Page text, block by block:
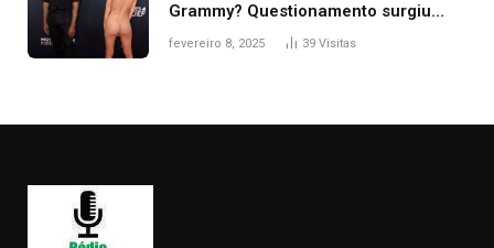
Grammy? Questionamento surgiu
após Bianca Censori, mulher de
fevereiro 8, 2025 39 Visitas